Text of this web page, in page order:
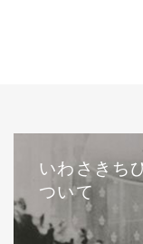
いわさきち
ついて